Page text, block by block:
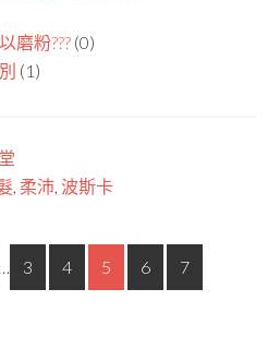
磨粉??? (0)
(1)
, 柔沛, 波斯卡
… 3 4 5 6 7